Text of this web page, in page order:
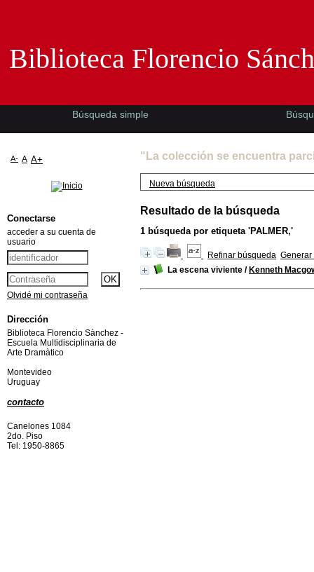
"La colección se encuentra
Nueva búsqueda
Resultado de la búsqueda
1 búsqueda por etiqueta 'PALMER,'
Refinar búsqueda Generar
La escena viviente / Kenneth
Biblioteca Florencio
Búsqueda simple
A- A A+
Conectarse
acceder a su cuenta de
usuario
Olvidé mi contraseña
Dirección
Biblioteca Florencio Sànchez -
Escuela Multidisciplinaria de
Arte Dramàtico
Montevideo
Uruguay
contacto
Canelones 1084
2do. Piso
Tel: 1950-8865